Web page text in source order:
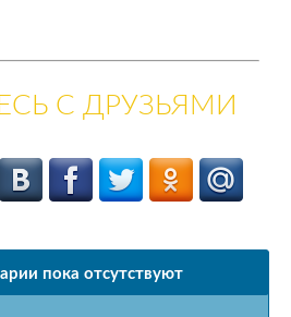
С ДРУЗЬЯМИ
пока отсутствуют